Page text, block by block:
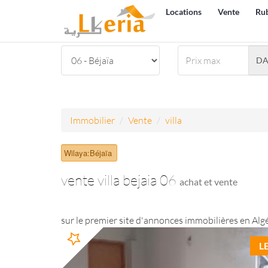
Locations Vente
DA
Immobilier Vente villa
Wilaya:Béjaïa
vente villa bejaia 06 achat et vente
sur le premier site d'annonces immobilières en